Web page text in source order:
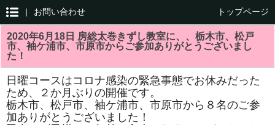
| お問い合わせ トップページ
2020年6月18日 房総太巻きずし教室に、、栃木市、松戸
市、袖ケ浦市、市原市からご参加ありがとうございまし
た！
日曜コースはコロナ感染の緊急事態でお休みだった
ため、２か月ぶりの開催です。
栃木市、松戸市、袖ケ浦市、市原市から８名のご参
加ありがとうございました！